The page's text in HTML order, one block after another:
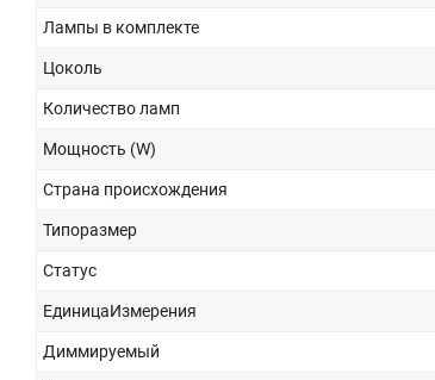
Лампы в комплекте
Цоколь
Количество ламп
Мощность (W)
Страна происхождения
Типоразмер
Статус
ЕдиницаИзмерения
Диммируемый